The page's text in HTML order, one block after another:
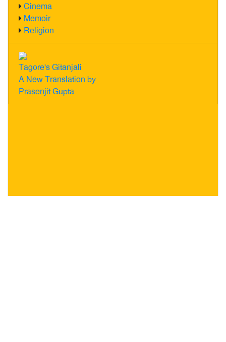
Cinema
Memoir
Religion
Tagore's Gitanjali
A New Translation by
Prasenjit Gupta